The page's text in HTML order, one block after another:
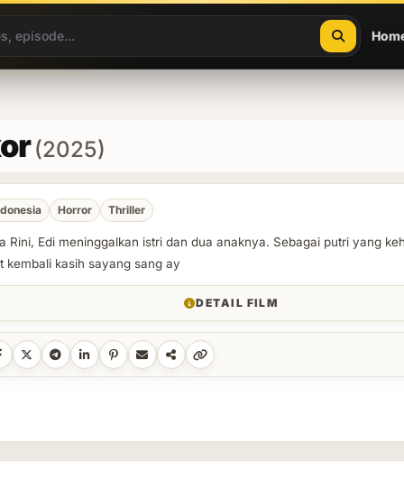
(2025)
Horror Thriller
Rini, Edi meninggalkan istri dan dua anaknya. Sebagai putri yang
kembali kasih sayang sang ay
DETAIL FILM